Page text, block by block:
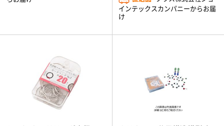
インテックスカンパニーからお届
け